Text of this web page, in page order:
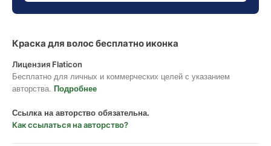
Краска для волос бесплатно иконка
Лицензия Flaticon
Бесплатно для личных и коммерческих целей с указанием
авторства. Подробнее
Ссылка на авторство обязательна.
Как ссылаться на авторство?